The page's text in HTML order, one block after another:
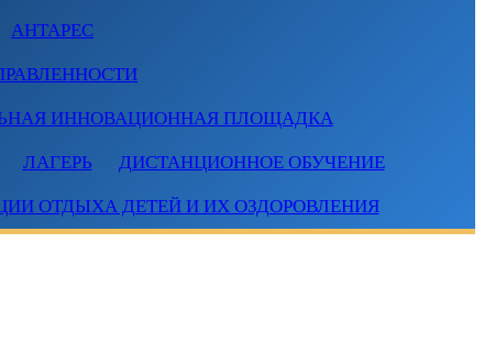
АНТАРЕС
ИННОВАЦИОННАЯ ПЛОЩАДКА
ЛАГЕРЬ ДИСТАНЦИОННОЕ ОБУЧЕНИЕ
ОТДЫХА ДЕТЕЙ И ИХ ОЗДОРОВЛЕНИЯ